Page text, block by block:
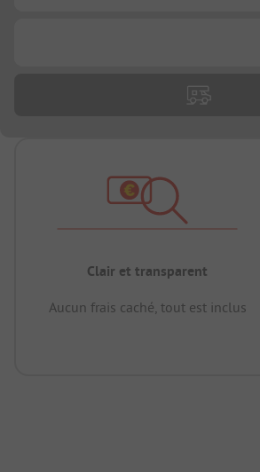
Clair et transparent
Aucun frais caché, tout est inclus